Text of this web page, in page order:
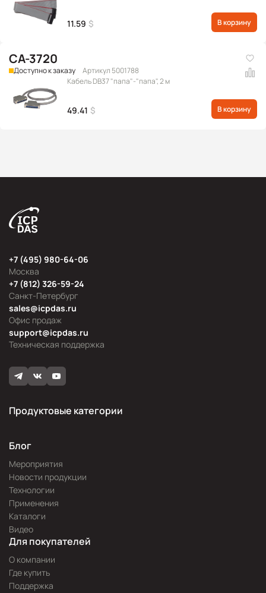
11.59 $ В корзину
CA-3720
Доступно к заказу
Артикул 5001788
Кабель DB37 "папа"-"папа", 2 м
49.41 $ В корзину
Москва
+7 (495) 980-64-06
Офис продаж
sales@icpdas.ru
Санкт-Петербург
+7 (812) 326-59-24
Техническая поддержка
support@icpdas.ru
Продуктовые категории
Блог
Мероприятия
Новости продукции
Технологии
Применения
Каталоги
Видео
Для покупателей
О компании
Где купить
Поддержка